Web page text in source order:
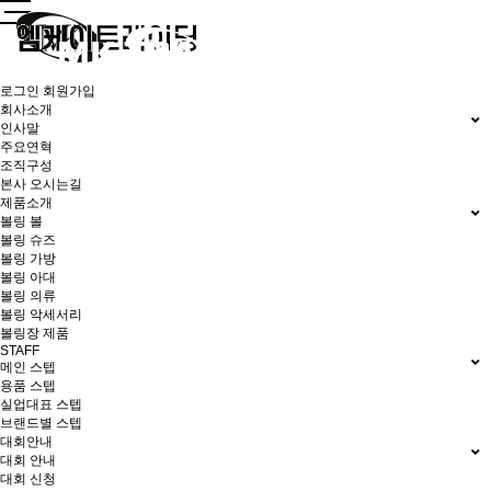
로그인 회원가입
회사소개
인사말
주요연혁
조직구성
본사 오시는길
제품소개
볼링 볼
볼링 슈즈
볼링 가방
볼링 아대
볼링 의류
볼링 악세서리
볼링장 제품
STAFF
메인 스텝
용품 스텝
실업대표 스텝
브랜드별 스텝
대회안내
대회 안내
대회 신청